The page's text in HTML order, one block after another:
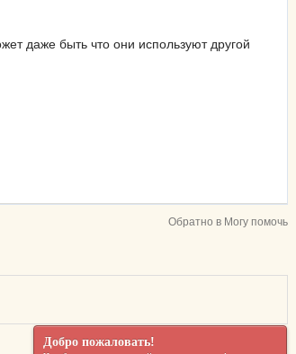
даже быть что они используют другой
Обратно в Могу помочь
Добро пожаловать!